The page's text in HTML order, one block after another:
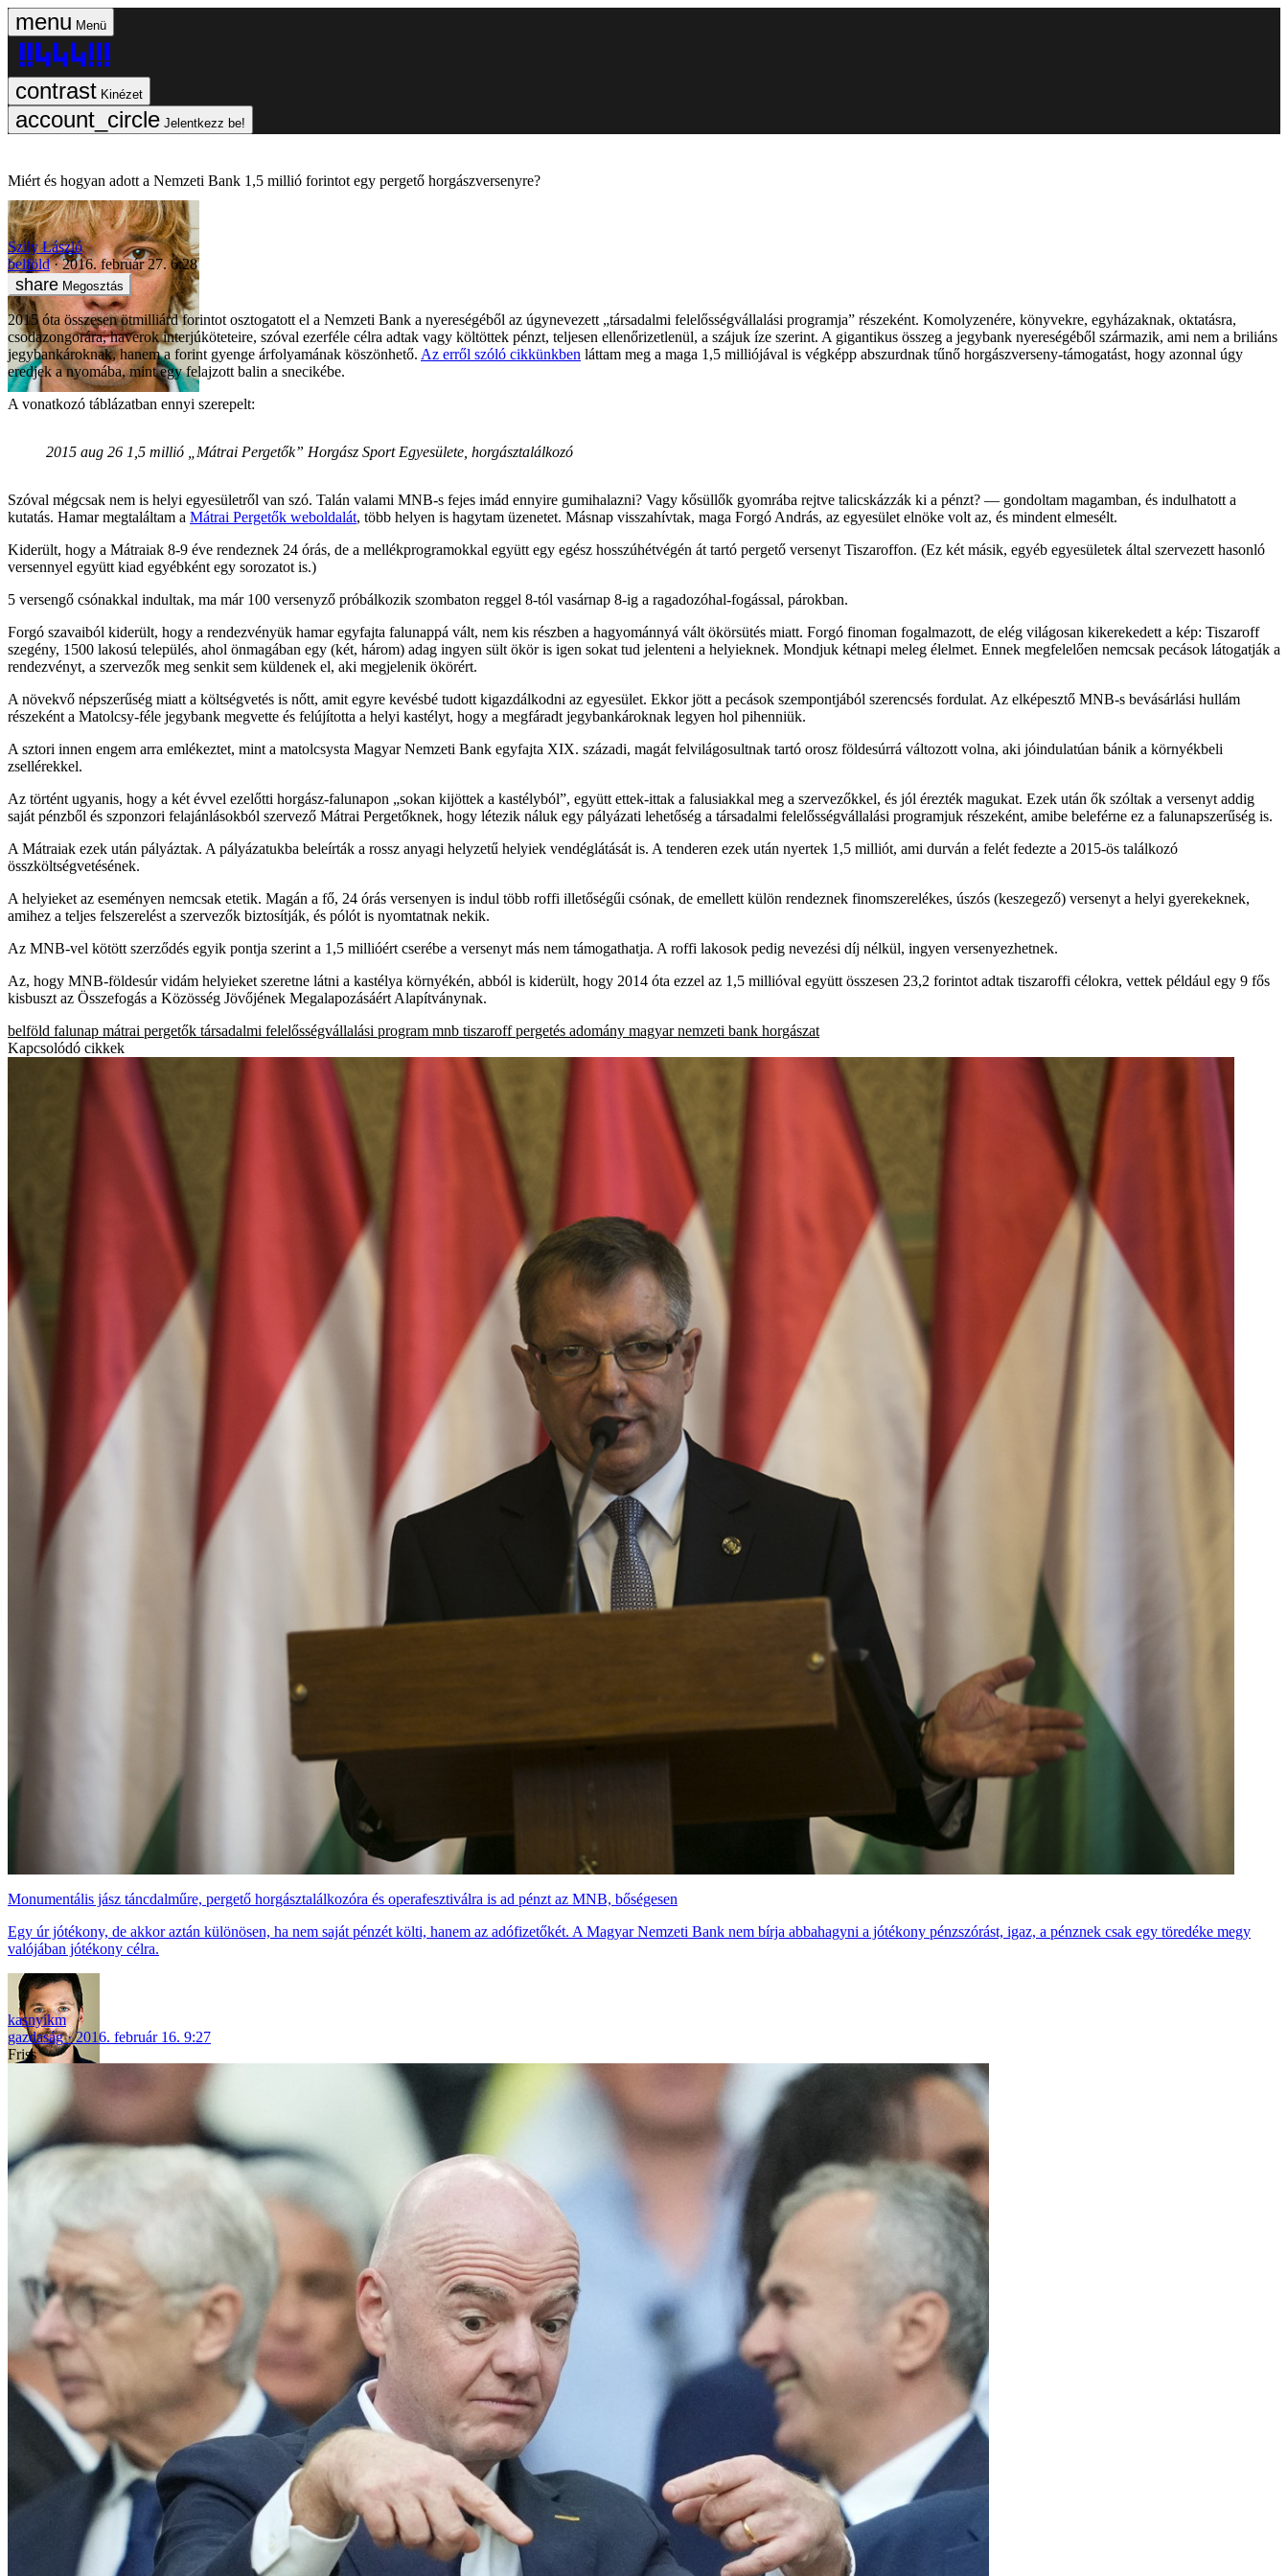
Menü
Kinézet
Jelentkezz be!
Miért és hogyan adott a Nemzeti Bank 1,5 millió forintot egy pergető horgászversenyre?
Szily László
belföld
2016. február 27. 6:28
Megosztás
2015 óta összesen ötmilliárd forintot osztogatott el a Nemzeti Bank a nyereségéből az úgynevezett „társadalmi felelősségvállalási programja” részeként. Komolyzenére, könyvekre, egyházaknak, oktatásra,
csodazongorára, haverok interjúköteteire, szóval ezerféle célra adtak vagy költöttek pénzt, teljesen ellenőrizetlenül, a szájuk íze szerint. A gigantikus összeg a jegybank nyereségéből származik, ami nem a briliáns
jegybankároknak, hanem a forint gyenge árfolyamának köszönhető. Az erről szóló cikkünkben láttam meg a maga 1,5 milliójával is végképp abszurdnak tűnő horgászverseny-támogatást, hogy azonnal úgy
eredjek a nyomába, mint egy felajzott balin a snecikébe.
A vonatkozó táblázatban ennyi szerepelt:
2015 aug 26 1,5 millió „Mátrai Pergetők” Horgász Sport Egyesülete, horgásztalálkozó
Szóval mégcsak nem is helyi egyesületről van szó. Talán valami MNB-s fejes imád ennyire gumihalazni? Vagy kősüllők gyomrába rejtve talicskázzák ki a pénzt? –– gondoltam magamban, és indulhatott a
kutatás. Hamar megtaláltam a Mátrai Pergetők weboldalát, több helyen is hagytam üzenetet. Másnap visszahívtak, maga Forgó András, az egyesület elnöke volt az, és mindent elmesélt.
Kiderült, hogy a Mátraiak 8-9 éve rendeznek 24 órás, de a mellékprogramokkal együtt egy egész hosszúhétvégén át tartó pergető versenyt Tiszaroffon. (Ez két másik, egyéb egyesületek által szervezett hasonló
versennyel együtt kiad egyébként egy sorozatot is.)
5 versengő csónakkal indultak, ma már 100 versenyző próbálkozik szombaton reggel 8-tól vasárnap 8-ig a ragadozóhal-fogással, párokban.
Forgó szavaiból kiderült, hogy a rendezvényük hamar egyfajta falunappá vált, nem kis részben a hagyománnyá vált ökörsütés miatt. Forgó finoman fogalmazott, de elég világosan kikerekedett a kép: Tiszaroff
szegény, 1500 lakosú település, ahol önmagában egy (két, három) adag ingyen sült ökör is igen sokat tud jelenteni a helyieknek. Mondjuk kétnapi meleg élelmet. Ennek megfelelően nemcsak pecások látogatják a
rendezvényt, a szervezők meg senkit sem küldenek el, aki megjelenik ökörért.
A növekvő népszerűség miatt a költségvetés is nőtt, amit egyre kevésbé tudott kigazdálkodni az egyesület. Ekkor jött a pecások szempontjából szerencsés fordulat. Az elképesztő MNB-s bevásárlási hullám
részeként a Matolcsy-féle jegybank megvette és felújította a helyi kastélyt, hogy a megfáradt jegybankároknak legyen hol pihenniük.
A sztori innen engem arra emlékeztet, mint a matolcsysta Magyar Nemzeti Bank egyfajta XIX. századi, magát felvilágosultnak tartó orosz földesúrrá változott volna, aki jóindulatúan bánik a környékbeli
zsellérekkel.
Az történt ugyanis, hogy a két évvel ezelőtti horgász-falunapon „sokan kijöttek a kastélyból”, együtt ettek-ittak a falusiakkal meg a szervezőkkel, és jól érezték magukat. Ezek után ők szóltak a versenyt addig
saját pénzből és szponzori felajánlásokból szervező Mátrai Pergetőknek, hogy létezik náluk egy pályázati lehetőség a társadalmi felelősségvállalási programjuk részeként, amibe beleférne ez a falunapszerűség is.
A Mátraiak ezek után pályáztak. A pályázatukba beleírták a rossz anyagi helyzetű helyiek vendéglátását is. A tenderen ezek után nyertek 1,5 milliót, ami durván a felét fedezte a 2015-ös találkozó
összköltségvetésének.
A helyieket az eseményen nemcsak etetik. Magán a fő, 24 órás versenyen is indul több roffi illetőségűi csónak, de emellett külön rendeznek finomszerelékes, úszós (keszegező) versenyt a helyi gyerekeknek,
amihez a teljes felszerelést a szervezők biztosítják, és pólót is nyomtatnak nekik.
Az MNB-vel kötött szerződés egyik pontja szerint a 1,5 millióért cserébe a versenyt más nem támogathatja. A roffi lakosok pedig nevezési díj nélkül, ingyen versenyezhetnek.
Az, hogy MNB-földesúr vidám helyieket szeretne látni a kastélya környékén, abból is kiderült, hogy 2014 óta ezzel az 1,5 millióval együtt összesen 23,2 forintot adtak tiszaroffi célokra, vettek például egy 9 fős
kisbuszt az Összefogás a Közösség Jövőjének Megalapozásáért Alapítványnak.
belföld falunap mátrai pergetők társadalmi felelősségvállalási program mnb tiszaroff pergetés adomány magyar nemzeti bank horgászat
Kapcsolódó cikkek
Monumentális jász táncdalműre, pergető horgásztalálkozóra és operafesztiválra is ad pénzt az MNB, bőségesen
Egy úr jótékony, de akkor aztán különösen, ha nem saját pénzét költi, hanem az adófizetőkét. A Magyar Nemzeti Bank nem bírja abbahagyni a jótékony pénzszórást, igaz, a pénznek csak egy töredéke megy
valójában jótékony célra.
kasnyikm
gazdaság
2016. február 16. 9:27
Friss